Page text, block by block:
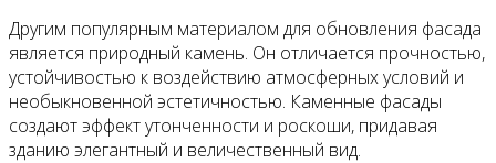
Другим популярным материалом для обновления фасада
является природный камень. Он отличается прочностью,
устойчивостью к воздействию атмосферных условий и
необыкновенной эстетичностью. Каменные фасады
создают эффект утонченности и роскоши, придавая
зданию элегантный и величественный вид.